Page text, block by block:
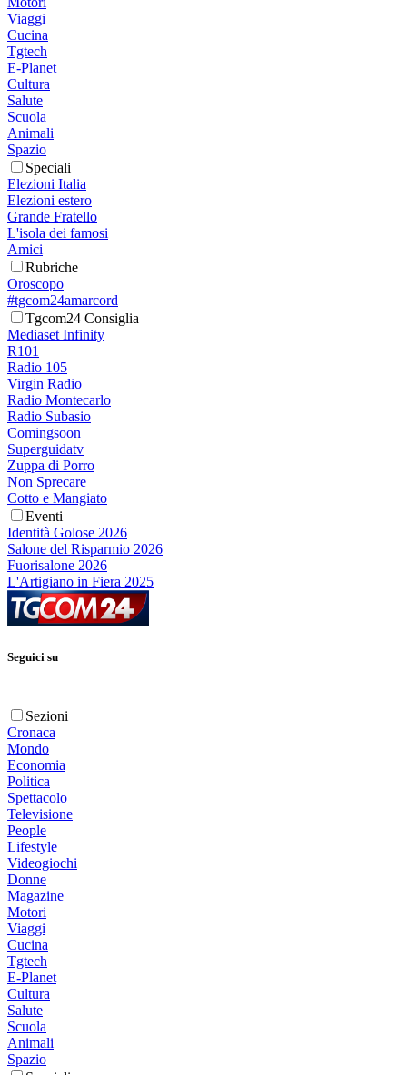
Viaggi
Cucina
Tgtech
E-Planet
Cultura
Salute
Scuola
Animali
Spazio
Speciali
Elezioni Italia
Elezioni estero
Grande Fratello
L'isola dei famosi
Amici
Rubriche
Oroscopo
#tgcom24amarcord
Tgcom24 Consiglia
Mediaset Infinity
R101
Radio 105
Virgin Radio
Radio Montecarlo
Radio Subasio
Comingsoon
Superguidatv
Zuppa di Porro
Non Sprecare
Cotto e Mangiato
Eventi
Identità Golose 2026
Salone del Risparmio 2026
Fuorisalone 2026
L'Artigiano in Fiera 2025
Seguici su
Sezioni
Cronaca
Mondo
Economia
Politica
Spettacolo
Televisione
People
Lifestyle
Videogiochi
Donne
Magazine
Motori
Viaggi
Cucina
Tgtech
E-Planet
Cultura
Salute
Scuola
Animali
Spazio